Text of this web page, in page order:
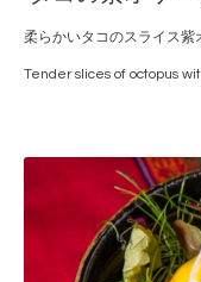
柔らかいタコのスライス紫
Tender slices of octopus